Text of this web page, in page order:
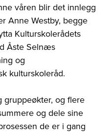
våren blir det innlegg
Anne Westby, begge
Kulturskolerådets
Åste Selnæs
og
kulturskoleråd.
gruppeøkter, og flere
og dele sine
de er i gang